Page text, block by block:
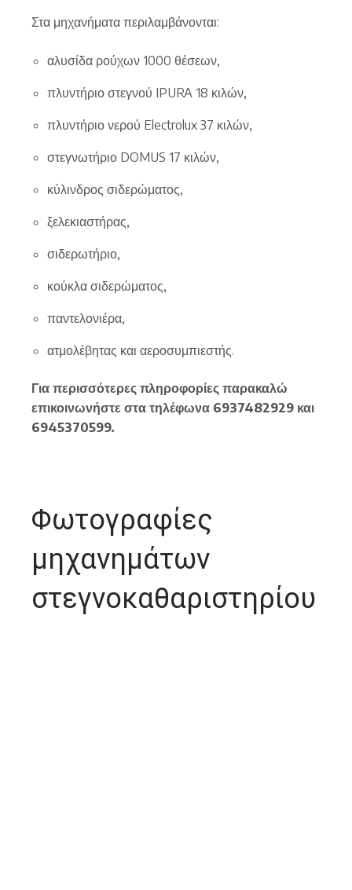
Στα μηχανήματα περιλαμβάνονται:
αλυσίδα ρούχων 1000 θέσεων,
πλυντήριο στεγνού IPURA 18 κιλών,
πλυντήριο νερού Electrolux 37 κιλών,
στεγνωτήριο DOMUS 17 κιλών,
κύλινδρος σιδερώματος,
ξελεκιαστήρας,
σιδερωτήριο,
κούκλα σιδερώματος,
παντελονιέρα,
ατμολέβητας και αεροσυμπιεστής.
Για περισσότερες πληροφορίες παρακαλώ
επικοινωνήστε στα τηλέφωνα 6937482929 και
6945370599.
Φωτογραφίες
μηχανημάτων
στεγνοκαθαριστηρίου